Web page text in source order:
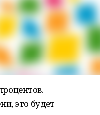
это будет